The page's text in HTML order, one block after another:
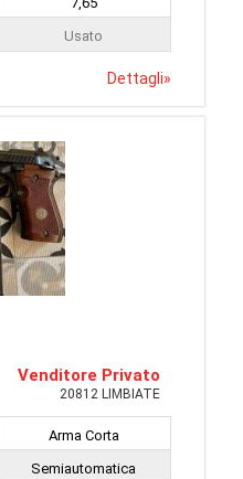
Usato
Dettagli»
Venditore Privato
20812 LIMBIATE
Arma Corta
Semiautomatica